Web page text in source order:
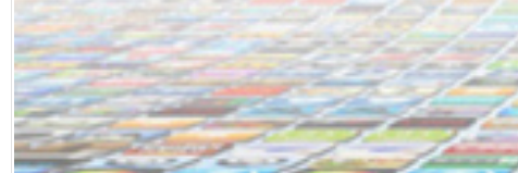
Medya
Reyting-tiraj
Teknoloji
Televizyon